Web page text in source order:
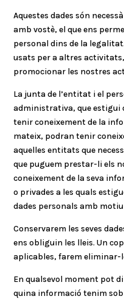
Aquestes dades són
amb vostè, el que ens
personal dins de la
usats per a altres
promocionar les nostres
La junta de l’entitat i el
administrativa, que
tenir coneixement de la
mateix, podran tenir
aquelles entitats que
que puguem prestar-li els
coneixement de la seva
o privades a les quals
dades personals amb
Conservarem les seves
ens obliguin les lleis. Un
aplicables, farem eliminar-
En qualsevol moment pot
quina informació tenim